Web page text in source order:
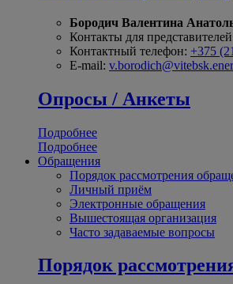
Бородич Валентина
Контакты для
Контактный телефон: +375
E-mail:
Опросы / Анкеты
Подробнее
Подробнее
Обращения
Порядок рассмотрения
Личный приём
Электронные обращения
Вышестоящая организация
Часто задаваемые вопросы
Порядок